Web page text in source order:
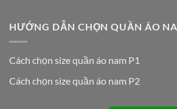
HƯỚNG DẪN CHỌN QUẦN ÁO
Cách chọn size quần áo nam P1
Cách chọn size quần áo nam P2